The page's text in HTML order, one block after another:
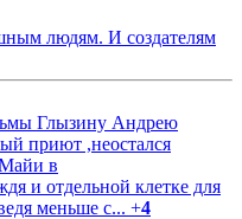
людям. И создателям
Глызину Андрею
приют ,неостался
в
и отдельной клетке для
меньше с... +4